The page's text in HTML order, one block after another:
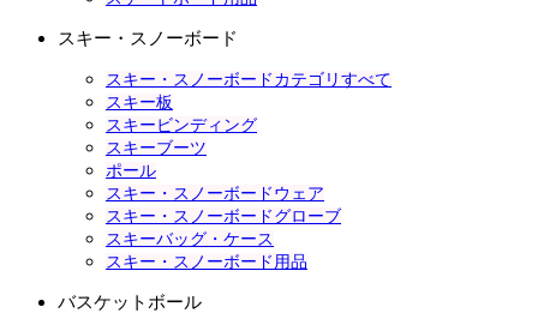
スキー・スノーボード
スキー・スノーボードカテゴリすべて
スキー板
スキービンディング
スキーブーツ
ポール
スキー・スノーボードウェア
スキー・スノーボードグローブ
スキーバッグ・ケース
スキー・スノーボード用品
バスケットボール